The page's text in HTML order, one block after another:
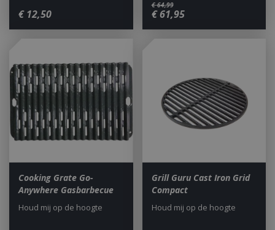
€ 12,50
€ 64,99
€ 61,95
Cooking Grate Go-
Anywhere Gasbarbecue
Houd mij op de hoogte
Grill Guru Cast Iron Grid
Compact
Houd mij op de hoogte